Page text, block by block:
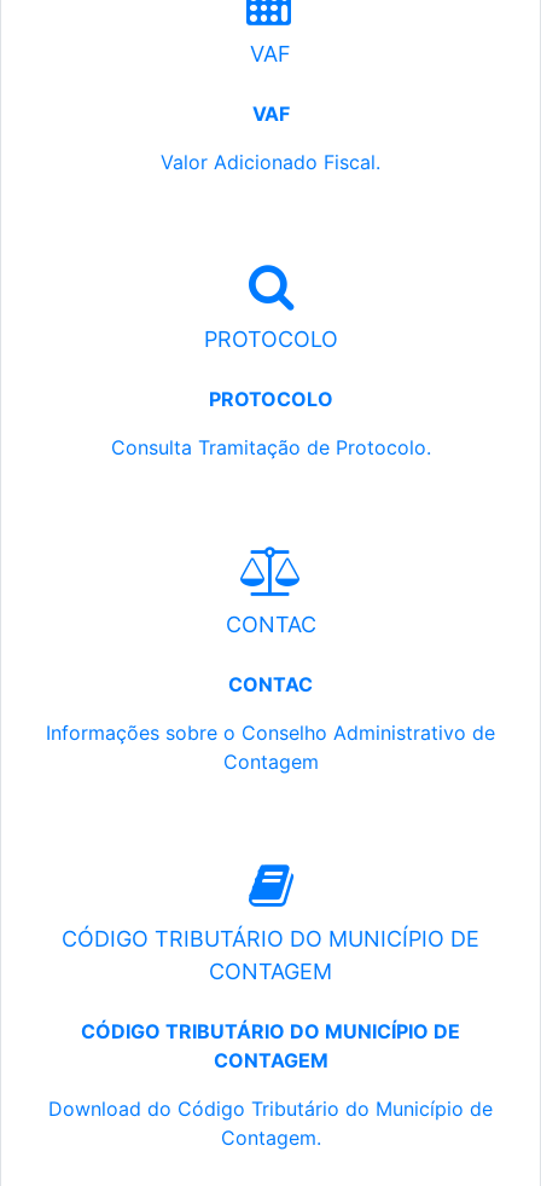
VAF
VAF
Valor Adicionado Fiscal.
PROTOCOLO
PROTOCOLO
Consulta Tramitação de Protocolo.
CONTAC
CONTAC
Informações sobre o Conselho Administrativo de
Contagem
CÓDIGO TRIBUTÁRIO DO MUNICÍPIO DE
CONTAGEM
CÓDIGO TRIBUTÁRIO DO MUNICÍPIO DE
CONTAGEM
Download do Código Tributário do Município de
Contagem.